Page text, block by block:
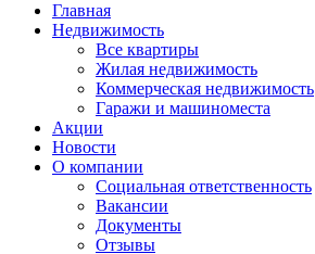
Главная
Недвижимость
Все квартиры
Жилая недвижимость
Коммерческая недвижимость
Гаражи и машиноместа
Акции
Новости
О компании
Социальная ответственность
Вакансии
Документы
Отзывы